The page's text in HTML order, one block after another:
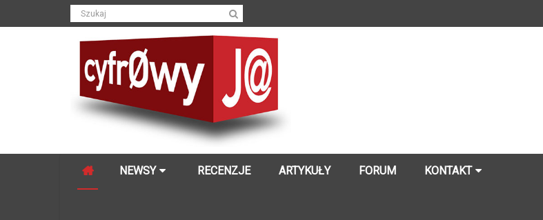
NEWSY RECENZJE ARTYKUŁY FORUM KONTAKT